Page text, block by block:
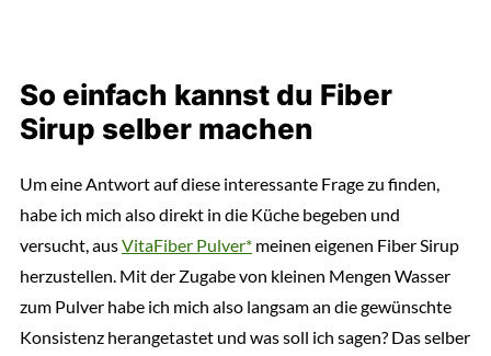
So einfach kannst du Fiber
Sirup selber machen
Um eine Antwort auf diese interessante Frage zu finden,
habe ich mich also direkt in die Küche begeben und
versucht, ausVitaFiber Pulver*meinen eigenen Fiber Sirup
herzustellen. Mit der Zugabe von kleinen Mengen Wasser
zum Pulver habe ich mich also langsam an die gewünschte
Konsistenz herangetastet und was soll ich sagen? Das selber